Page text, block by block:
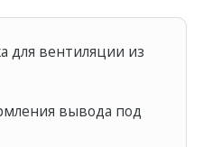
для вентиляции из
вывода под